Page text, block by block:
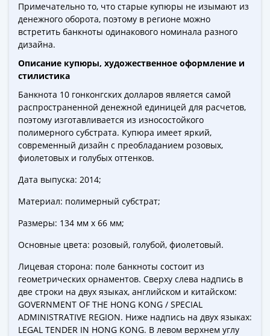
РСФСР
РСФСР
(1921-
СССР
ГКЧП
(1961
Юбилейные
Наборы
Монеты
Российской
империи
Николай
Примечательно то, что старые купюры не изымают из
денежного оборота, поэтому в регионе можно
встретить банкноты одинакового номинала разного
дизайна.
Описание купюры, художественное оформление и
стилистика
Банкнота 10 гонконгских долларов является самой
распространенной денежной единицей для расчетов,
поэтому изготавливается из износостойкого
полимерного субстрата. Купюра имеет яркий,
современный дизайн с преобладанием розовых,
фиолетовых и голубых оттенков.
Дата выпуска: 2014;
Материал: полимерный субстрат;
Размеры: 134 мм х 66 мм;
Основные цвета: розовый, голубой, фиолетовый.
Лицевая сторона: поле банкноты состоит из
геометрических орнаментов. Сверху слева надпись в
две строки на двух языках, английском и китайском:
GOVERNMENT OF THE HONG KONG / SPECIAL
ADMINISTRATIVE REGION. Ниже надпись на двух языках:
LEGAL TENDER IN HONG KONG. В левом верхнем углу